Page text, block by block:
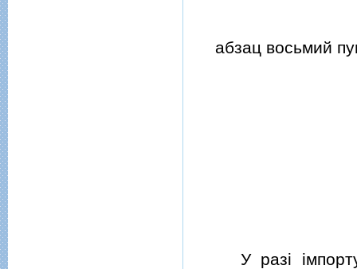
абзац восьмий
У разi iмпорту